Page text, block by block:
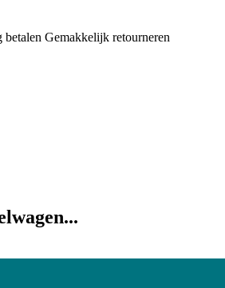
betalen Gemakkelijk retourneren